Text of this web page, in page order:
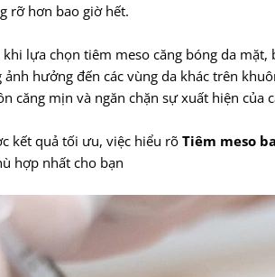
rỡ hơn bao giờ hết.
lựa chọn tiêm meso căng bóng da
hưởng đến các vùng da khác trên
căng mịn và ngăn chặn sự xuất hiện của
kết quả tối ưu, việc hiểu rõ Tiêm meso
hợp nhất cho bạn